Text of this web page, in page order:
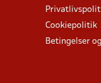
Cookiepolitik
Betingelser